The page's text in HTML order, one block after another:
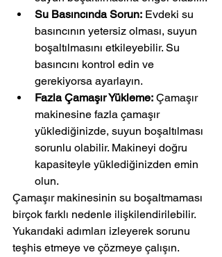
Su Basıncında Sorun: Evdeki su
basıncının yetersiz olması, suyun
boşaltılmasını etkileyebilir. Su
basıncını kontrol edin ve
gerekiyorsa ayarlayın.
Fazla Çamaşır Yükleme: Çamaşır
makinesine fazla çamaşır
yüklediğinizde, suyun boşaltılması
sorunlu olabilir. Makineyi doğru
kapasiteyle yüklediğinizden emin
olun.
Çamaşır makinesinin su boşaltmaması
birçok farklı nedenle ilişkilendirilebilir.
Yukarıdaki adımları izleyerek sorunu
teşhis etmeye ve çözmeye çalışın.